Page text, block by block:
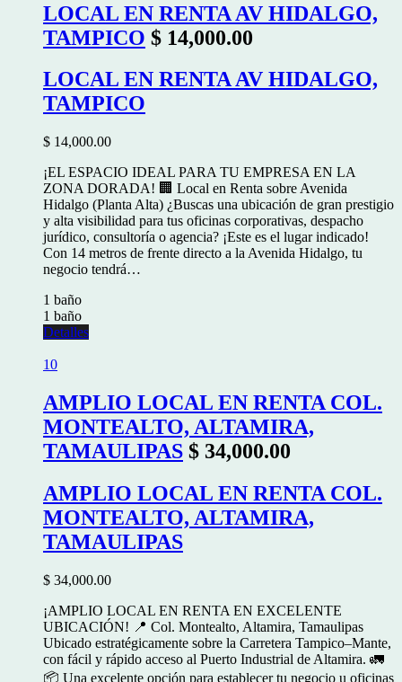
LOCAL EN RENTA AV HIDALGO,
TAMPICO $ 14,000.00
LOCAL EN RENTA AV HIDALGO,
TAMPICO
$ 14,000.00
¡EL ESPACIO IDEAL PARA TU EMPRESA EN LA
ZONA DORADA! 🏢 Local en Renta sobre Avenida
Hidalgo (Planta Alta) ¿Buscas una ubicación de gran prestigio
y alta visibilidad para tus oficinas corporativas, despacho
jurídico, consultoría o agencia? ¡Este es el lugar indicado!
Con 14 metros de frente directo a la Avenida Hidalgo, tu
negocio tendrá…
1 baño
1 baño
Detalles
10
AMPLIO LOCAL EN RENTA COL.
MONTEALTO, ALTAMIRA,
TAMAULIPAS $ 34,000.00
AMPLIO LOCAL EN RENTA COL.
MONTEALTO, ALTAMIRA,
TAMAULIPAS
$ 34,000.00
¡AMPLIO LOCAL EN RENTA EN EXCELENTE
UBICACIÓN! 📍 Col. Montealto, Altamira, Tamaulipas
Ubicado estratégicamente sobre la Carretera Tampico–Mante,
con fácil y rápido acceso al Puerto Industrial de Altamira. 🚛
📦 Una excelente opción para establecer tu negocio u oficinas